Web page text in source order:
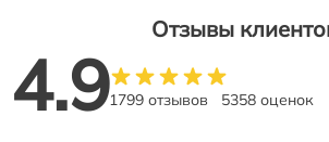
Отзывы
4.91799 отзывов 5358 оценок